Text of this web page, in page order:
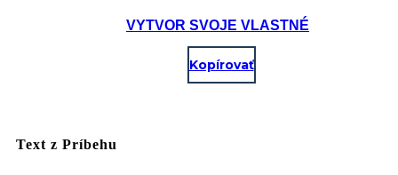
VYTVOR SVOJE VLASTNÉ
Kopírovať
Text z Príbehu